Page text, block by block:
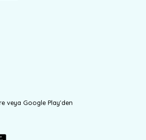
veya Google Play'den